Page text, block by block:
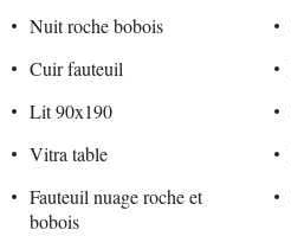
Nuit roche bobois
Cuir fauteuil
Lit 90x190
Vitra table
Fauteuil nuage roche et
bobois